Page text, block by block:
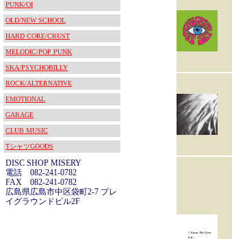
PUNK/OI
OLD/NEW SCHOOL
HARD CORE/CRUST
MELODIC/POP PUNK
SKA/PSYCHOBILLY
ROCK/ALTERNATIVE
EMOTIONAL
GARAGE
CLUB MUSIC
TシャツGOODS
DISC SHOP MISERY
電話 082-241-0782
FAX 082-241-0782
広島県広島市中区袋町2-7 プレ
イグラウンドビル2F